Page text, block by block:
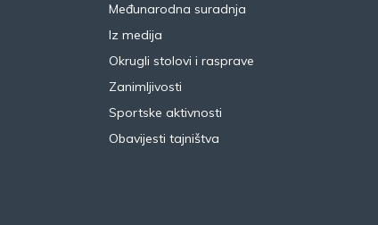
Međunarodna suradnja
Iz medija
Okrugli stolovi i rasprave
Zanimljivosti
Sportske aktivnosti
Obavijesti tajništva